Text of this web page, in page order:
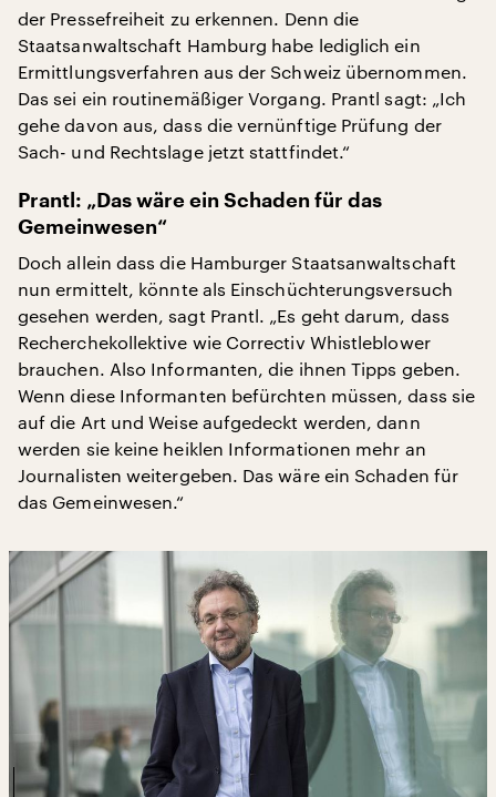
der Pressefreiheit zu erkennen. Denn die
Staatsanwaltschaft Hamburg habe lediglich ein
Ermittlungsverfahren aus der Schweiz übernommen.
Das sei ein routinemäßiger Vorgang. Prantl sagt: „Ich
gehe davon aus, dass die vernünftige Prüfung der
Sach- und Rechtslage jetzt stattfindet.“
Prantl: „Das wäre ein Schaden für das
Gemeinwesen“
Doch allein dass die Hamburger Staatsanwaltschaft
nun ermittelt, könnte als Einschüchterungsversuch
gesehen werden, sagt Prantl. „Es geht darum, dass
Recherchekollektive wie Correctiv Whistleblower
brauchen. Also Informanten, die ihnen Tipps geben.
Wenn diese Informanten befürchten müssen, dass sie
auf die Art und Weise aufgedeckt werden, dann
werden sie keine heiklen Informationen mehr an
Journalisten weitergeben. Das wäre ein Schaden für
das Gemeinwesen.“